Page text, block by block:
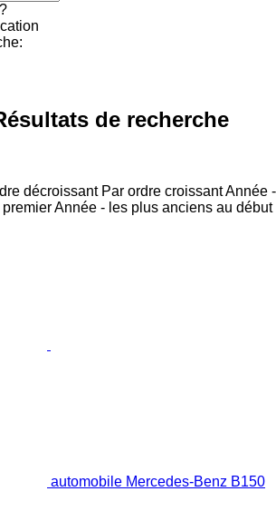
de recherche
décroissant Par ordre croissantAnnée -
premierAnnée - les plus anciens au début
automobile Mercedes-Benz B150